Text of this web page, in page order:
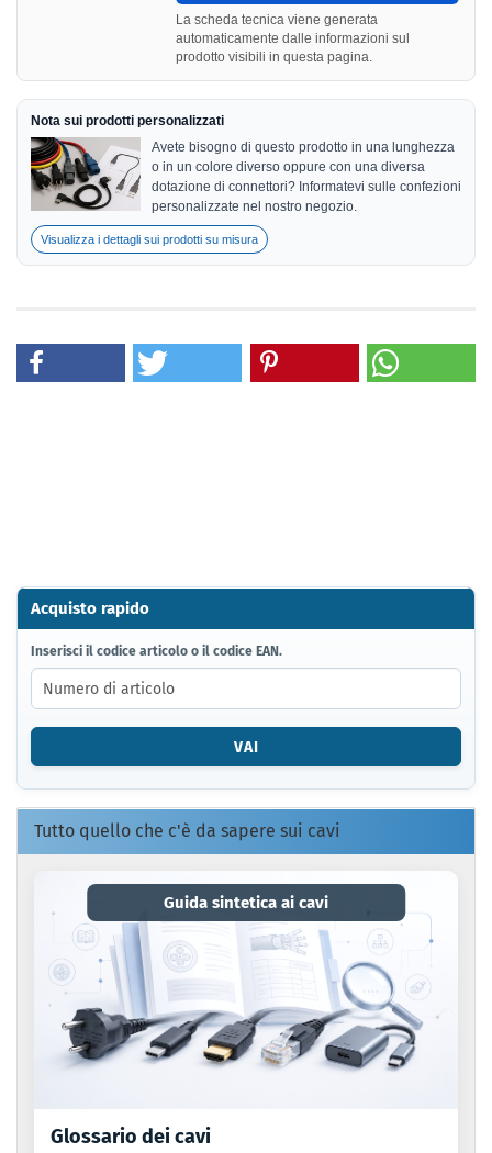
La scheda tecnica viene generata
automaticamente dalle informazioni sul
prodotto visibili in questa pagina.
Nota sui prodotti personalizzati
Avete bisogno di questo prodotto in una lunghezza
o in un colore diverso oppure con una diversa
dotazione di connettori? Informatevi sulle confezioni
personalizzate nel nostro negozio.
Visualizza i dettagli sui prodotti su misura
Acquisto rapido
INSERISCI
IL
CODICE
ARTICOLO
O
CODICE
EAN.
Inserisci il codice articolo o il codice EAN.
VAI
Tutto quello che c'è da sapere sui cavi
Guida sintetica ai cavi
Glossario dei cavi